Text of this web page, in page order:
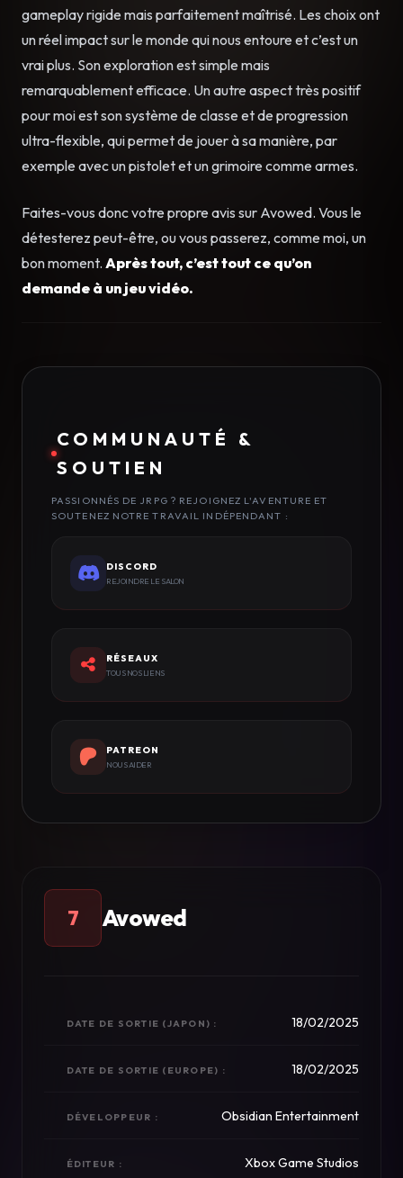
gameplay rigide mais parfaitement maîtrisé. Les choix ont
un réel impact sur le monde qui nous entoure et c’est un
vrai plus. Son exploration est simple mais
remarquablement efficace. Un autre aspect très positif
pour moi est son système de classe et de progression
ultra-flexible, qui permet de jouer à sa manière, par
exemple avec un pistolet et un grimoire comme armes.
Faites-vous donc votre propre avis sur Avowed. Vous le
détesterez peut-être, ou vous passerez, comme moi, un
bon moment. Après tout, c’est tout ce qu’on
demande à un jeu vidéo.
COMMUNAUTÉ &
SOUTIEN
PASSIONNÉS DE JRPG ? REJOIGNEZ L'AVENTURE ET
SOUTENEZ NOTRE TRAVAIL INDÉPENDANT :
DISCORD
REJOINDRE LE SALON
RÉSEAUX
TOUS NOS LIENS
PATREON
NOUS AIDER
7 Avowed
DATE DE SORTIE (JAPON) : 18/02/2025
DATE DE SORTIE (EUROPE) : 18/02/2025
DÉVELOPPEUR : Obsidian Entertainment
ÉDITEUR : Xbox Game Studios